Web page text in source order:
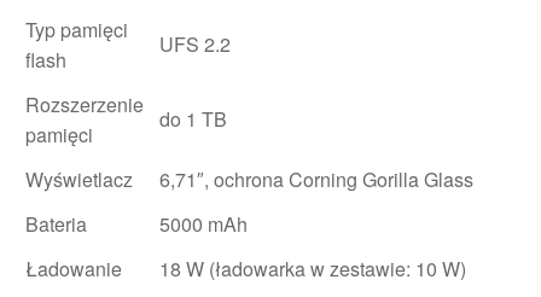
Typ pamięci
flash
UFS 2.2
Rozszerzenie
pamięci
do 1 TB
Wyświetlacz
6,71″, ochrona Corning Gorilla Glass
Bateria
5000 mAh
Ładowanie
18 W (ładowarka w zestawie: 10 W)